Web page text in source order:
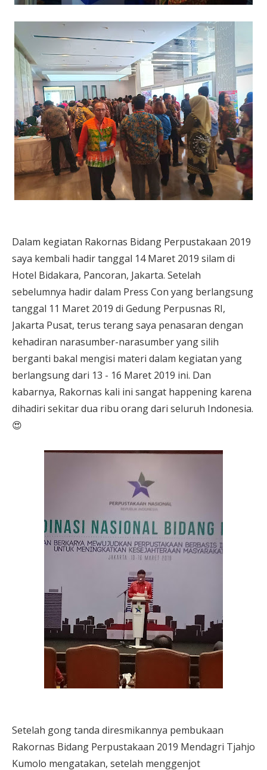
Dalam kegiatan Rakornas Bidang Perpustakaan 2019
saya kembali hadir tanggal 14 Maret 2019 silam di
Hotel Bidakara, Pancoran, Jakarta. Setelah
sebelumnya hadir dalam Press Con yang berlangsung
tanggal 11 Maret 2019 di Gedung Perpusnas RI,
Jakarta Pusat, terus terang saya penasaran dengan
kehadiran narasumber-narasumber yang silih
berganti bakal mengisi materi dalam kegiatan yang
berlangsung dari 13 - 16 Maret 2019 ini. Dan
kabarnya, Rakornas kali ini sangat happening karena
dihadiri sekitar dua ribu orang dari seluruh Indonesia.
😍
Setelah gong tanda diresmikannya pembukaan
Rakornas Bidang Perpustakaan 2019 Mendagri Tjahjo
Kumolo mengatakan, setelah menggenjot